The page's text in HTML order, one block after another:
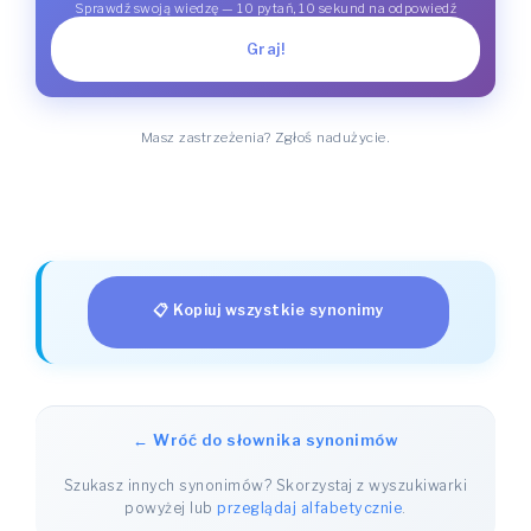
Sprawdź swoją wiedzę — 10 pytań, 10 sekund na odpowiedź
Graj!
Masz zastrzeżenia? Zgłoś nadużycie.
📋 Kopiuj wszystkie synonimy
← Wróć do słownika synonimów
Szukasz innych synonimów? Skorzystaj z wyszukiwarki
powyżej lubprzeglądaj alfabetycznie.